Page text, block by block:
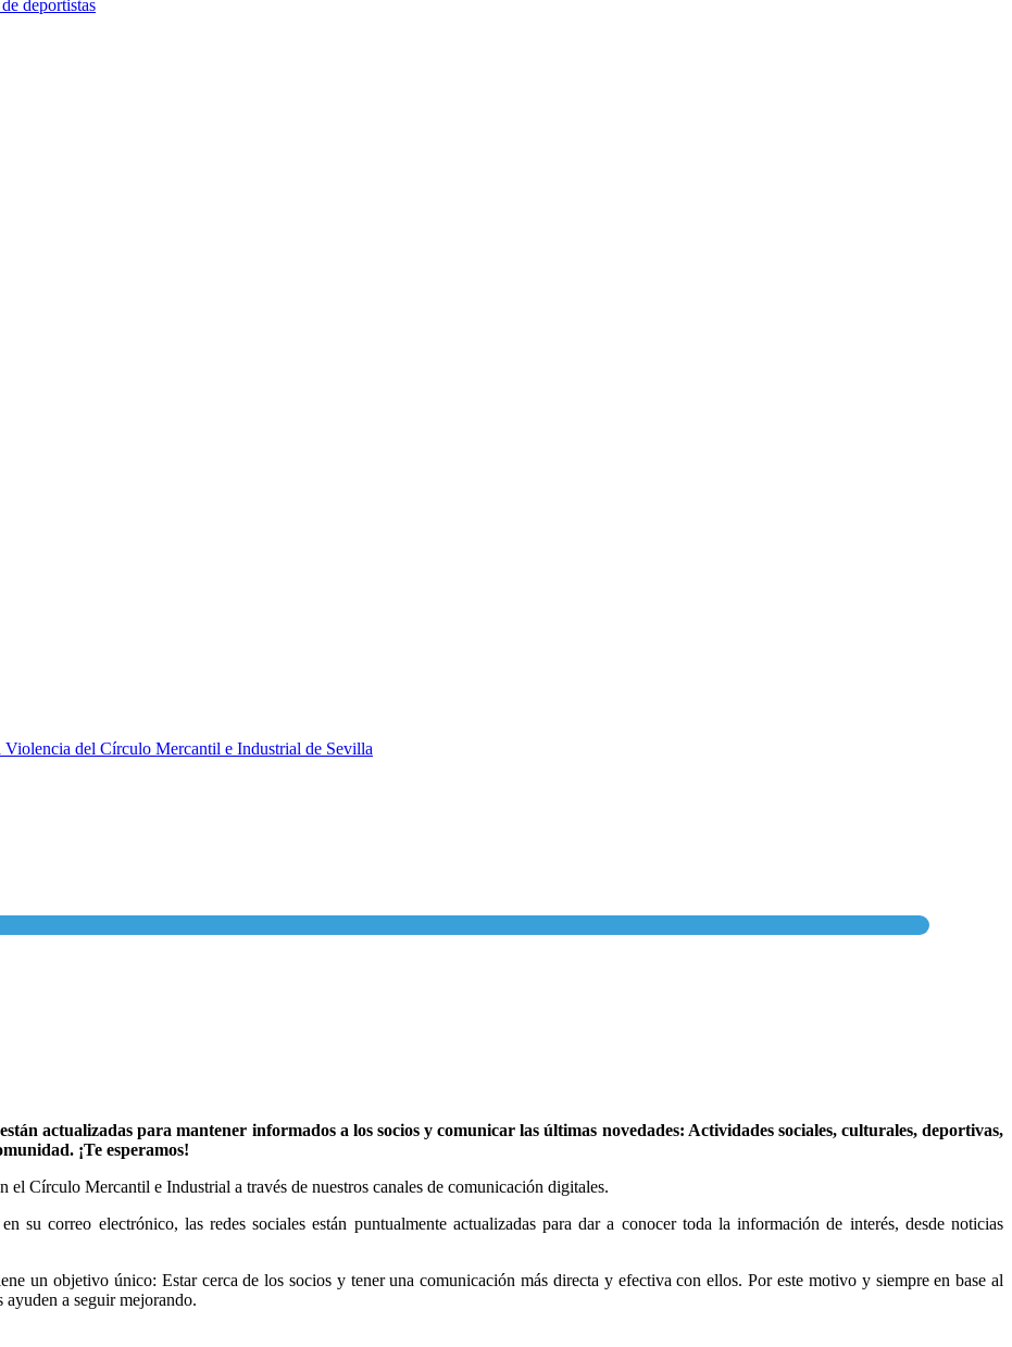
deportistas
del Círculo Mercantil e Industrial de Sevilla
actualizadas para mantener informados a los socios y comunicar las últimas novedades: Actividades sociales, culturales, deportivas,
¡Te esperamos!
el Círculo Mercantil e Industrial a través de nuestros canales de comunicación digitales.
su correo electrónico, las redes sociales están puntualmente actualizadas para dar a conocer toda la información de interés, desde noticias
un objetivo único: Estar cerca de los socios y tener una comunicación más directa y efectiva con ellos. Por este motivo y siempre en base al
ayuden a seguir mejorando.